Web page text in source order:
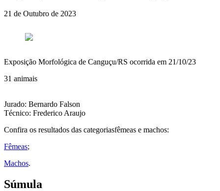
21 de Outubro de 2023
Exposição Morfológica de Canguçu/RS ocorrida em 21/10/23
31 animais
Jurado: Bernardo Falson
Técnico: Frederico Araujo
Confira os resultados das categoriasfêmeas e machos:
Fêmeas;
Machos.
Súmula